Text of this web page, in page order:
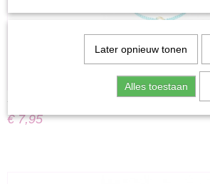
YWG - armband mermaid wonder - Blauw
€ 7,95
Later opnieuw tonen
Alles toestaan